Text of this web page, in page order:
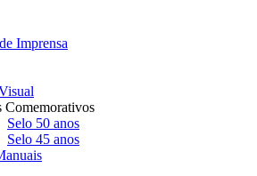
Imprensa
Comemorativos
Selo 50 anos
Selo 45 anos